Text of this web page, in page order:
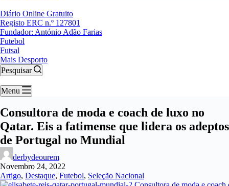
Diário Online Gratuito
Registo ERC n.º 127801
Fundador: António Adão Farias
Futebol
Futsal
Mais Desporto
Pesquisar
Menu
Consultora de moda e coach de luxo no
Qatar. Eis a fatimense que lidera os adeptos
de Portugal no Mundial
derbydeourem
Novembro 24, 2022
Artigo, Destaque, Futebol, Seleção Nacional